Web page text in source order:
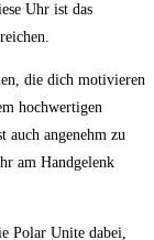
Uhr ​ist das
die dich motivieren
hochwertigen​
⁣auch angenehm zu
am Handgelenk
Polar Unite dabei,